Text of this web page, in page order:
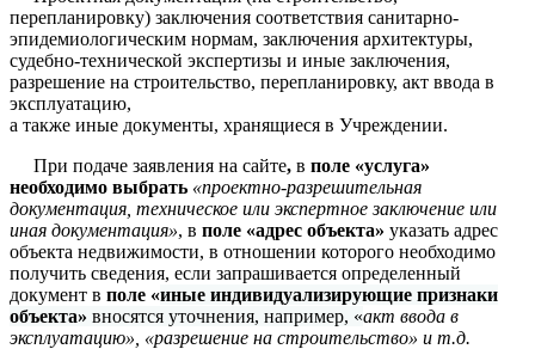
перепланировку) заключения соответствия санитарно-
эпидемиологическим нормам, заключения архитектуры,
судебно-технической экспертизы и иные заключения,
разрешение на строительство, перепланировку, акт ввода в
эксплуатацию,
а также иные документы, хранящиеся в Учреждении.
При подаче заявления на сайте, в поле «услуга»
необходимо выбрать «проектно-разрешительная
документация, техническое или экспертное заключение или
иная документация», в поле «адрес объекта» указать адрес
объекта недвижимости, в отношении которого необходимо
получить сведения, если запрашивается определенный
документ в поле «иные индивидуализирующие признаки
объекта» вносятся уточнения, например, «акт ввода в
эксплуатацию», «разрешение на строительство» и т.д.